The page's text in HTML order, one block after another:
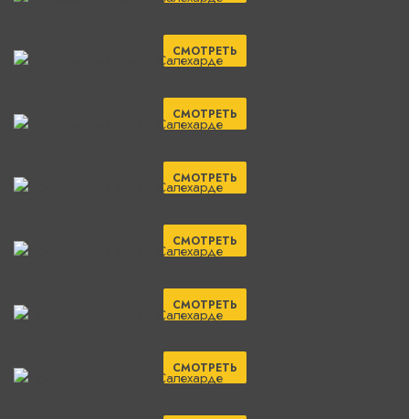
СМОТРЕТЬ
СМОТРЕТЬ
СМОТРЕТЬ
СМОТРЕТЬ
СМОТРЕТЬ
СМОТРЕТЬ